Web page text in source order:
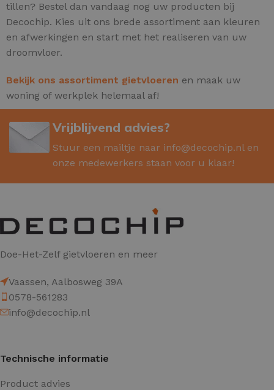
tillen? Bestel dan vandaag nog uw producten bij
Decochip. Kies uit ons brede assortiment aan kleuren
en afwerkingen en start met het realiseren van uw
droomvloer.
Bekijk ons assortiment gietvloeren en maak uw
woning of werkplek helemaal af!
Vrijblijvend advies?
Stuur een mailtje naar info@decochip.nlen
onze medewerkers staan voor u klaar!
Doe-Het-Zelf gietvloeren en meer
Vaassen, Aalbosweg 39A
0578-561283
info@decochip.nl
Technische informatie
Product advies